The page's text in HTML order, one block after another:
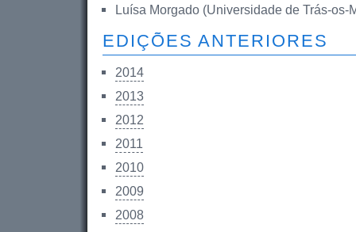
Luísa Morgado (Universidade de Trás-os-
EDIÇÕES ANTERIORES
2014
2013
2012
2011
2010
2009
2008